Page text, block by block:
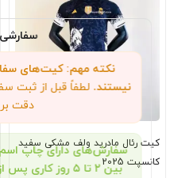
نکته مهم: کیت‌های
نیستند. لطفاً قبل از ثبت
دقت
سفارش‌های دارای چاپ اسم
بین ۲ تا ۵ روز کاری پس از ثبت سفارش ارسال می‌شوند.
کیت رئال مادرید ولف مشکی سفید
کانسپت 2025